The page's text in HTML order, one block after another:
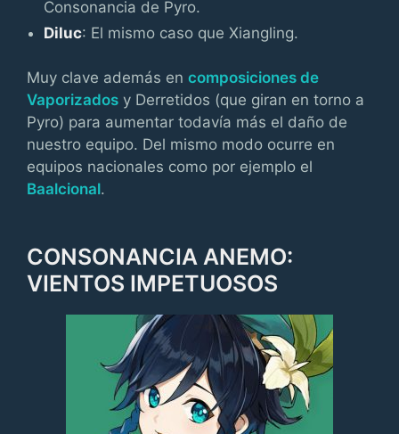
Consonancia de Pyro.
Diluc: El mismo caso que Xiangling.
Muy clave además en composiciones de
Vaporizados y Derretidos (que giran en torno a
Pyro) para aumentar todavía más el daño de
nuestro equipo. Del mismo modo ocurre en
equipos nacionales como por ejemplo el
Baalcional.
CONSONANCIA ANEMO:
VIENTOS IMPETUOSOS